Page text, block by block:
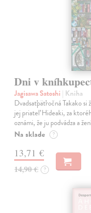
Dni v
Jagisawa Satoshi | Kniha
Dvadsaťpäťročná Takako si
jej priateľ Hideaki, za
oznámi, že ju podvádza a
Na sklade ?
13,71 €
14,90 € ?